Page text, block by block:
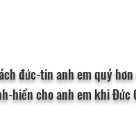
đức-tin anh em quý
hiển cho anh em khi Đức